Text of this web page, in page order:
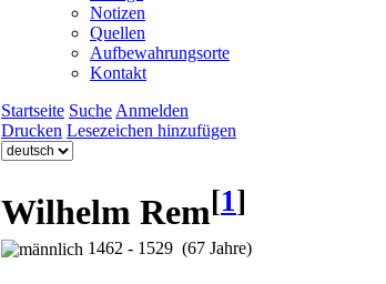
Notizen
Quellen
Aufbewahrungsorte
Kontakt
Startseite Suche Anmelden
Drucken Lesezeichen hinzufügen
Wilhelm Rem[1]
1462 - 1529 (67 Jahre)